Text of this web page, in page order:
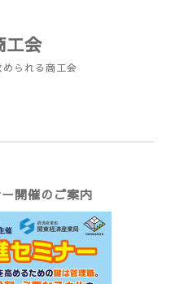
工会
られる商工会
開催のご案内